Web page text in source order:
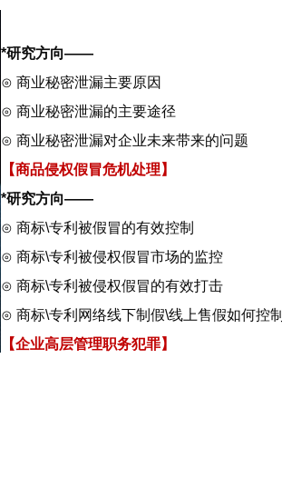
*研究方向——
⊙ 商业秘密泄漏主要原因
⊙ 商业秘密泄漏的主要途径
⊙ 商业秘密泄漏对企业未来带来的问题
【商品侵权假冒危机处理】
*研究方向——
⊙ 商标\专利被假冒的有效控制
⊙ 商标\专利被侵权假冒市场的监控
⊙ 商标\专利被侵权假冒的有效打击
⊙ 商标\专利网络线下制假\线上售假如何控制
【企业高层管理职务犯罪】